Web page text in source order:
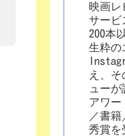
映画レ
サービ
200本
生粋の
え、
ュー
アワー
／書
秀賞を